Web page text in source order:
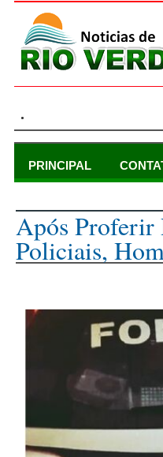
.
PRINCIPAL
Após Proferir
Policiais,